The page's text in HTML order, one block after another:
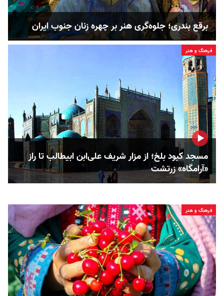
برقع بندری؛ جلوه‌گری هنر بر چهره زنان جنوب ایران
فرهنگ و هنر
مسجد کبود بلخ؛ از مزار شریف علی‌ابن ابیطالب تا راز
«آرامگاه» زرتشت
فرهنگ و هنر